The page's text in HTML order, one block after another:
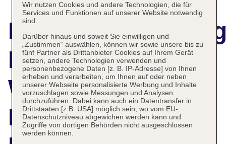
Ramada by
Wyndham
Nuernberg
Wir nutzen Cookies und andere Technologien, die für
Services und Funktionen auf unserer Website notwendig
sind.
Darüber hinaus und soweit Sie einwilligen und
„Zustimmen“ auswählen, können wir sowie unsere bis zu
fünf Partner als Drittanbieter Cookies auf Ihrem Gerät
setzen, andere Technologien verwenden und
personenbezogene Daten [z. B. IP-Adresse] von Ihnen
erheben und verarbeiten, um Ihnen auf oder neben
unserer Webseite personalisierte Werbung und Inhalte
vorzuschlagen sowie Messungen und Analysen
durchzuführen. Dabei kann auch ein Datentransfer in
Drittstaaten [z.B. USA] möglich sein, wo vom EU-
Datenschutzniveau abgewichen werden kann und
Zugriffe von dortigen Behörden nicht ausgeschlossen
werden können.